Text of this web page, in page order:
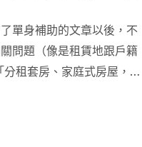
單身補助的文章以後，不
問題（像是租賃地跟戶籍
租套房、家庭式房屋，能